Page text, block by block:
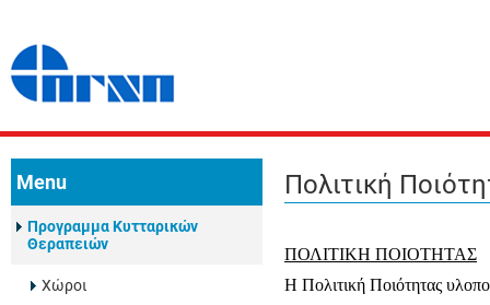
Menu
Προγραμμα Κυτταρικών
Θεραπειών
Χώροι
Πολιτική
ΠΟΛΙΤΙΚΗ ΠΟΙΟΤΗΤΑΣ
Η Πολιτική Ποιότητας